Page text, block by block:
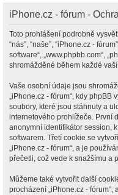
iPhone.cz - fórum -
Toto prohlášení podrobně
“nás”, “naše”, “iPhone.cz -
software“, „www.phpbb.com“,
shromážděné během každé
Vaše osobní údaje jsou
„iPhone.cz - fórum“, kdy phpBB
soubory, které jsou stáhnuty a
internetového prohlížeče. První
anonymní identifikátor session,
softwarem. Třetí cookie se
„iPhone.cz - fórum“, a je
přečetli, což vede k snažšímu a
Můžeme také vytvořit další
procházení „iPhone.cz -